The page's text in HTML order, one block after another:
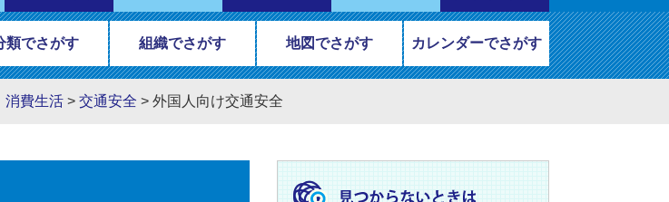
類でさがす 組織でさがす 地図でさがす カレンダーでさがす
消費生活 > 交通安全 > 外国人向け交通安全